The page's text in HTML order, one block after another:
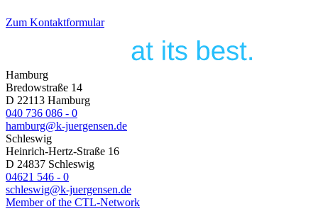
Zum Kontaktformular
Hamburg
Bredowstraße 14
D 22113 Hamburg
040 736 086 - 0
hamburg@k-juergensen.de
Schleswig
Heinrich-Hertz-Straße 16
D 24837 Schleswig
04621 546 - 0
schleswig@k-juergensen.de
Member of the CTL-Network